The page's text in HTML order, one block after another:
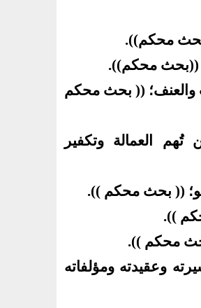
((بحث محكم)).
((بحث محكم)).
والعنف؛ (( بحث محكم
العمالة وتكفير
(( بحث محكم )).
)).
محكم )).
وعقيدته ومؤلفاته